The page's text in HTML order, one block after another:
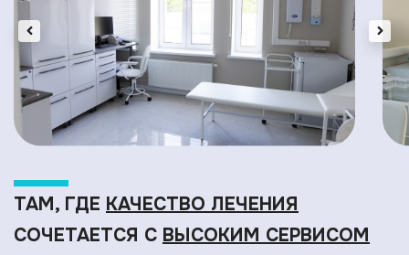
ТАМ, ГДЕ КАЧЕСТВО ЛЕЧЕНИЯ
СОЧЕТАЕТСЯ С ВЫСОКИМ СЕРВИСОМ